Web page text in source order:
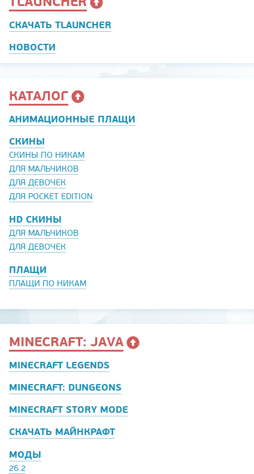
СКАЧАТЬ TLAUNCHER
НОВОСТИ
КАТАЛОГ
АНИМАЦИОННЫЕ ПЛАЩИ
СКИНЫ
СКИНЫ ПО НИКАМ
ДЛЯ МАЛЬЧИКОВ
ДЛЯ ДЕВОЧЕК
ДЛЯ POCKET EDITION
HD СКИНЫ
ДЛЯ МАЛЬЧИКОВ
ДЛЯ ДЕВОЧЕК
ПЛАЩИ
ПЛАЩИ ПО НИКАМ
MINECRAFT: JAVA
MINECRAFT LEGENDS
MINECRAFT: DUNGEONS
MINECRAFT STORY MODE
СКАЧАТЬ МАЙНКРАФТ
МОДЫ
26.2